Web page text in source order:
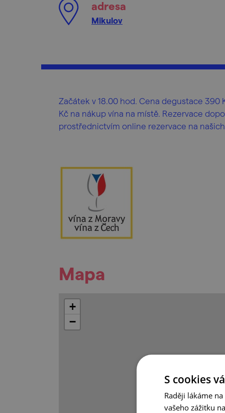
adresa
Mikulov
Začátek v 18.00 hod. Cena degustace 390
Kč na nákup vína na místě. Rezervace
prostřednictvím online rezervace na
Mapa
+
−
S cookies
Raději lákáme
vašeho zážitku